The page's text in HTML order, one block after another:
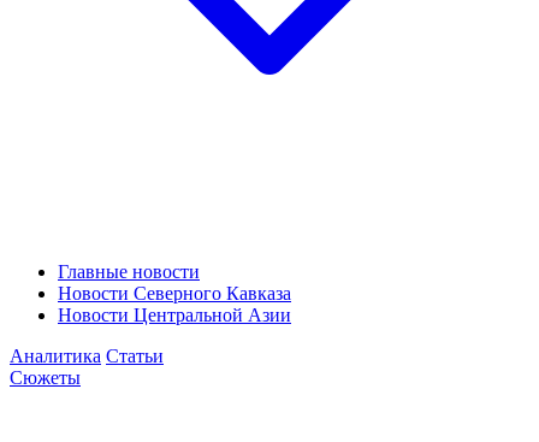
Главные новости
Новости Северного Кавказа
Новости Центральной Азии
Аналитика Статьи
Сюжеты